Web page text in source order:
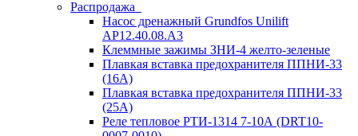
Распродажа
Насос дренажный Grundfos Unilift
АP12.40.08.A3
Клеммные зажимы ЗНИ-4 желто-зеленые
Плавкая вставка предохранителя ППНИ-33
(16А)
Плавкая вставка предохранителя ППНИ-33
(25А)
Реле тепловое РТИ-1314 7-10А (DRT10-